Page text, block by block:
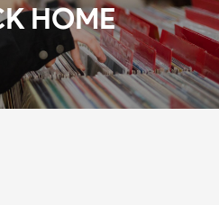
HOME